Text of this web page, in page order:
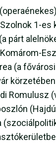
1-es
párt
(a
Romulusz